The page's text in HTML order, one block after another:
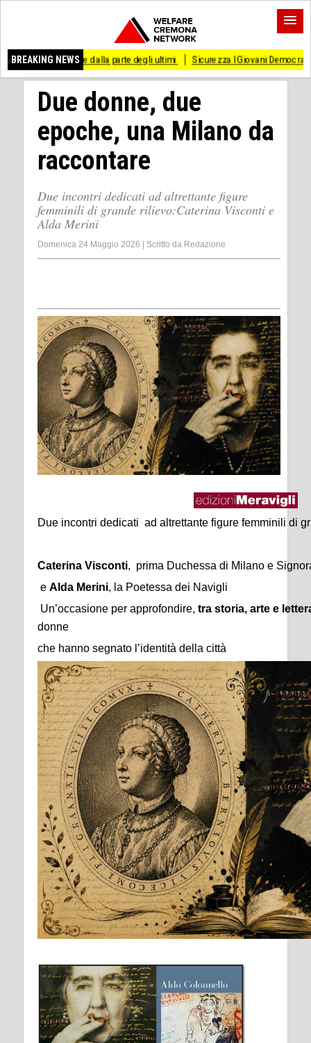
BREAKING NEWS
dalla parte degli ultimi Sicurezza I Giovani Democratici ribattono ai
Due donne, due
epoche, una Milano da
raccontare
Due incontri dedicati ad altrettante figure
femminili di grande rilievo:Caterina Visconti e
Alda Merini
Domenica 24 Maggio 2026 Scritto da Redazione
Due incontri dedicati ad altrettante figure femminili di
Caterina Visconti, prima Duchessa di Milano e
e Alda Merini, la Poetessa dei Navigli
Un’occasione per approfondire, tra storia, arte e
donne
che hanno segnato l’identità della città